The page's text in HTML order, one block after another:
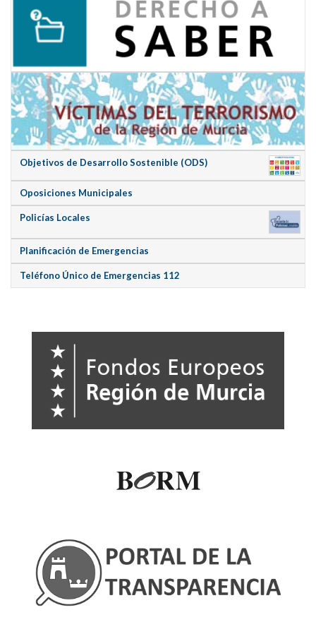
Objetivos de Desarrollo Sostenible (ODS)
Oposiciones Municipales
Policías Locales
Planificación de Emergencias
Teléfono Único de Emergencias 112